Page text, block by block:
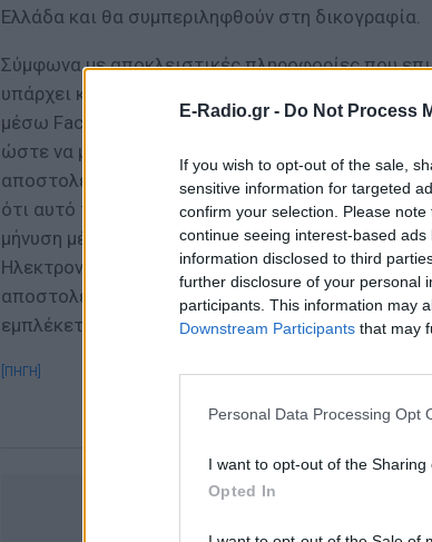
E-Radio.gr - Do Not Process
If you wish to opt-out of the sale,
sensitive information for targeted
confirm your selection. Please
continue seeing interest-based
information disclosed to third
further disclosure of your personal
participants. This information may
Downstream Participants that may
Personal Data Processing Opt
I want to opt-out of the Sharing
Opted In
Ελλάδα και θα συμπεριληφθούν στη δικογραφία.
Σύμφωνα με αποκλειστικές πληροφορίες που
υπάρχει και ταυτοποίηση του ανθρώπου που
μέσω Facebook στην αδερφή της Λίνας και την
ώστε να μην ασχολούνται με την υπόθεση διότι,
αποστολέας, θα έχουν το ίδιο τραγικό τέλος με
ότι αυτό το προφίλ ήταν ψεύτικο. Η οικογένεια
μήνυση μέσω του δικηγόρου της, το προφίλ
Ηλεκτρονικού Εγκλήματος συνέχισαν την έρευνα
αποστολέα. Πρόκειται για έναν άνδρα, ο οποίος
εμπλέκεται και κατά πόσο με τη συγκεκριμένη
[ΠΗΓΗ]